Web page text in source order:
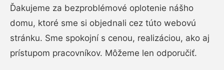
Ďakujeme za bezproblémové oplotenie nášho
domu, ktoré sme si objednali cez túto webovú
stránku. Sme spokojní s cenou, realizáciou, ako aj
prístupom pracovníkov. Môžeme len odporučiť.